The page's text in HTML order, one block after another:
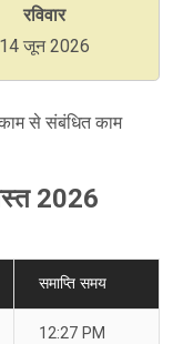
रविवार
14 जून 2026
काम से संबंधित काम
2026
समाप्ति समय
12:27 PM